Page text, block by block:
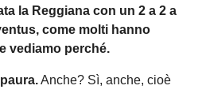
la Reggiana con un 2 a 2 a
come molti hanno
vediamo perché.
Anche? Sì, anche, cioè